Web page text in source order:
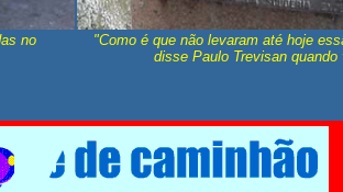
no
"Como é que não levaram até hoje
disse Paulo Trevisan quando